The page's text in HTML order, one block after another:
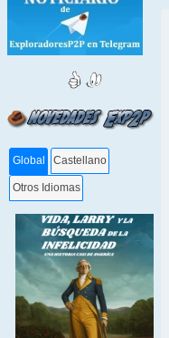
Global Castellano
Otros Idiomas